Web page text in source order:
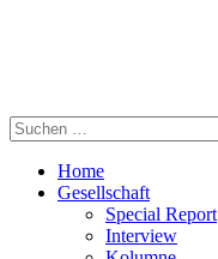
Suchen
nach:
Home
Gesellschaft
Special Report
Interview